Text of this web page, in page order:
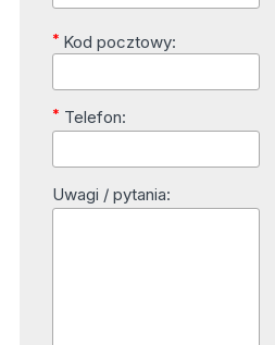
* Kod pocztowy:
* Telefon:
Uwagi / pytania: